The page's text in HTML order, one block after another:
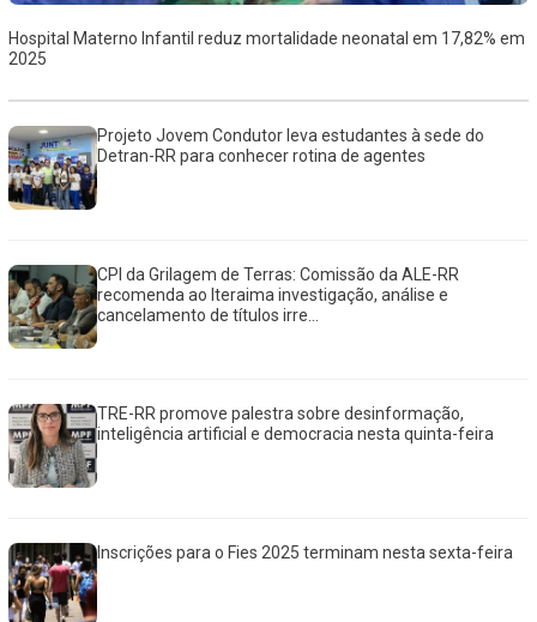
Hospital Materno Infantil reduz mortalidade neonatal em 17,82% em
2025
Projeto Jovem Condutor leva estudantes à sede do
Detran-RR para conhecer rotina de agentes
CPI da Grilagem de Terras: Comissão da ALE-RR
recomenda ao Iteraima investigação, análise e
cancelamento de títulos irre...
TRE-RR promove palestra sobre desinformação,
inteligência artificial e democracia nesta quinta-feira
Inscrições para o Fies 2025 terminam nesta sexta-feira